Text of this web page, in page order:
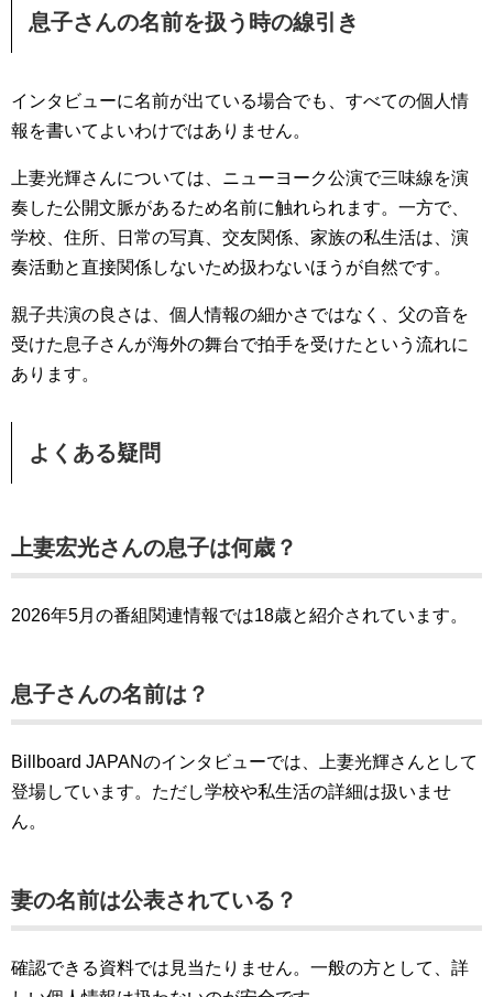
息子さんの名前を扱う時の線引き
インタビューに名前が出ている場合でも、すべての個人情
報を書いてよいわけではありません。
上妻光輝さんについては、ニューヨーク公演で三味線を演
奏した公開文脈があるため名前に触れられます。一方で、
学校、住所、日常の写真、交友関係、家族の私生活は、演
奏活動と直接関係しないため扱わないほうが自然です。
親子共演の良さは、個人情報の細かさではなく、父の音を
受けた息子さんが海外の舞台で拍手を受けたという流れに
あります。
よくある疑問
上妻宏光さんの息子は何歳？
2026年5月の番組関連情報では18歳と紹介されています。
息子さんの名前は？
Billboard JAPANのインタビューでは、上妻光輝さんとして
登場しています。ただし学校や私生活の詳細は扱いませ
ん。
妻の名前は公表されている？
確認できる資料では見当たりません。一般の方として、詳